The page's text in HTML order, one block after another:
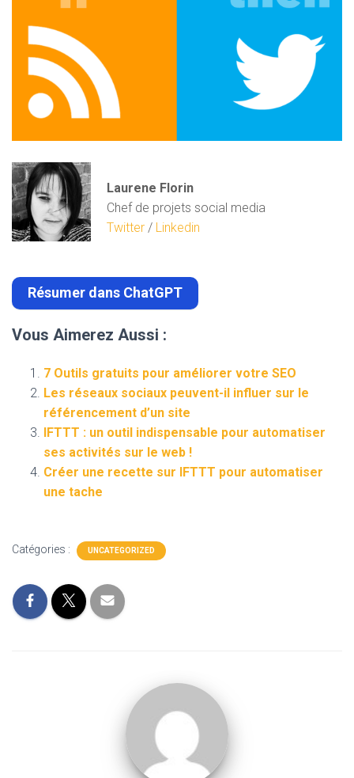
Laurene Florin
Chef de projets social media
Twitter / Linkedin
Résumer dans ChatGPT
Vous Aimerez Aussi :
7 Outils gratuits pour améliorer votre SEO
Les réseaux sociaux peuvent-il influer sur le
référencement d’un site
IFTTT : un outil indispensable pour automatiser
ses activités sur le web !
Créer une recette sur IFTTT pour automatiser
une tache
Catégories : UNCATEGORIZED